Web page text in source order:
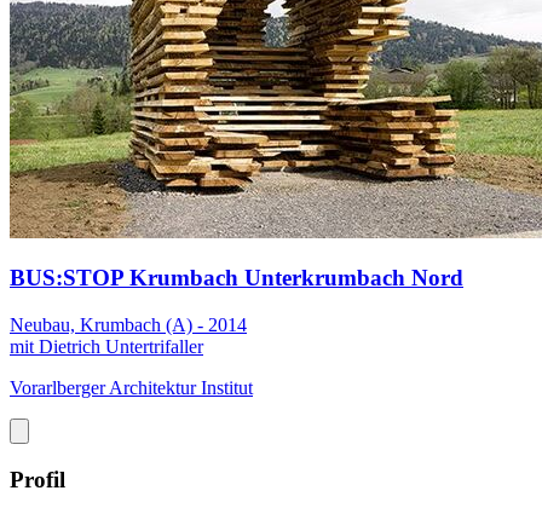
BUS:STOP Krumbach Unterkrumbach Nord
Neubau, Krumbach (A) - 2014
mit Dietrich Untertrifaller
Vorarlberger Architektur Institut
Profil